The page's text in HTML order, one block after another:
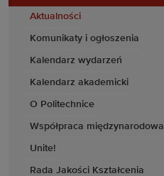
Aktualności
Komunikaty i ogłoszenia
Kalendarz wydarzeń
Kalendarz akademicki
O Politechnice
Współpraca międzynarodowa
Unite!
Rada Jakości Kształcenia